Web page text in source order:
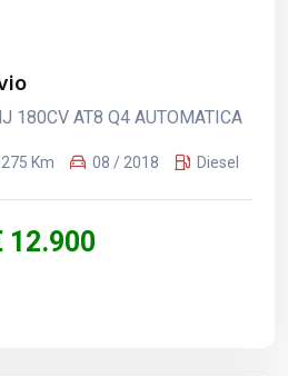
180CV AT8 Q4 AUTOMATICA
Km 08 / 2018 Diesel
12.900